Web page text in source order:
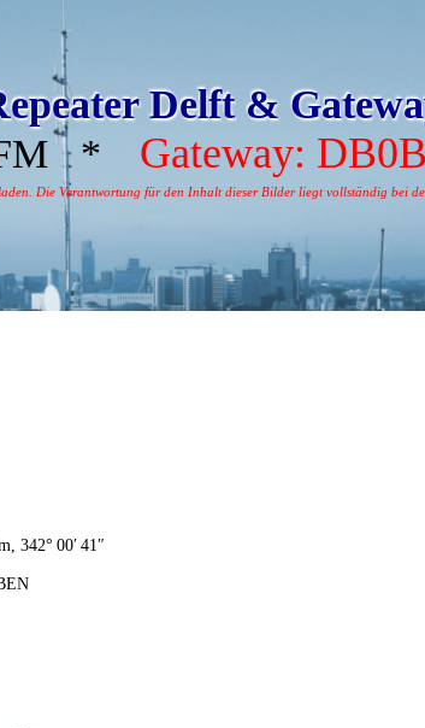
Delft &
* Gateway:
Die Verantwortung für den Inhalt dieser Bilder liegt vollständig bei
342° 00′ 41″